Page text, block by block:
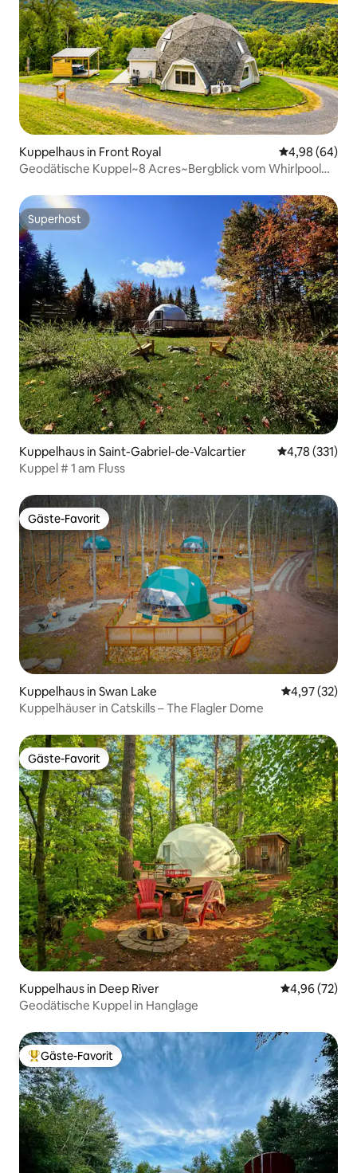
Kuppelhaus in Front Royal
4,98 (64)
Geodätische Kuppel~8 Acres~Bergblick vom Whirlpool
Superhost
Superhost
Kuppelhaus in Saint-Gabriel-de-Valcartier
4,78 (331)
Kuppel # 1 am Fluss
Gäste-Favorit
Gäste-Favorit
Kuppelhaus in Swan Lake
4,97 (32)
Kuppelhäuser in Catskills – The Flagler Dome
Gäste-Favorit
Gäste-Favorit
Kuppelhaus in Deep River
4,96 (72)
Geodätische Kuppel in Hanglage
Beliebter Gäste-Favorit.
Gäste-Favorit